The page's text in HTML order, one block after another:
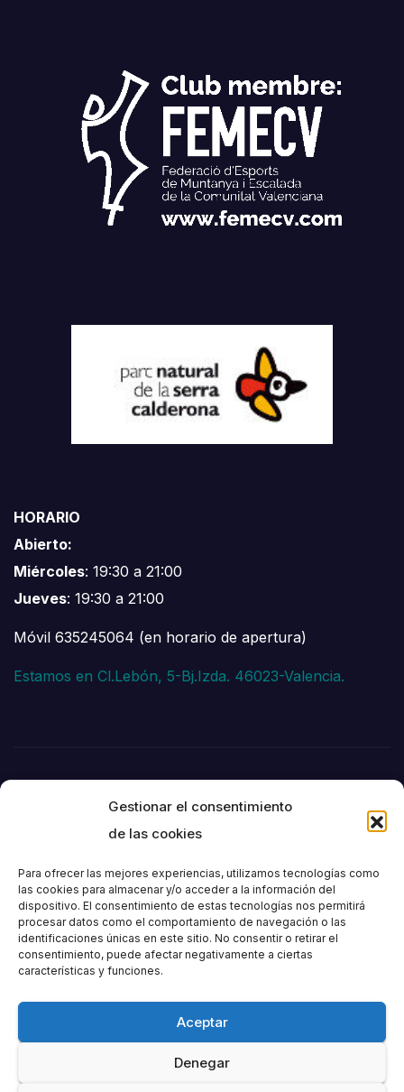
Gestionar el consentimiento
de las cookies
Para ofrecer las mejores experiencias, utilizamos tecnologías como
las cookies para almacenar y/o acceder a la información del
dispositivo. El consentimiento de estas tecnologías nos permitirá
procesar datos como el comportamiento de navegación o las
identificaciones únicas en este sitio. No consentir o retirar el
consentimiento, puede afectar negativamente a ciertas
características y funciones.
Aceptar
Denegar
HORARIO
Abierto:
Miércoles: 19:30 a 21:00
Jueves: 19:30 a 21:00
Móvil 635245064 (en horario de apertura)
Estamos en Cl.Lebón, 5-Bj.Izda. 46023-Valencia.
Societat
Excursionista de
València